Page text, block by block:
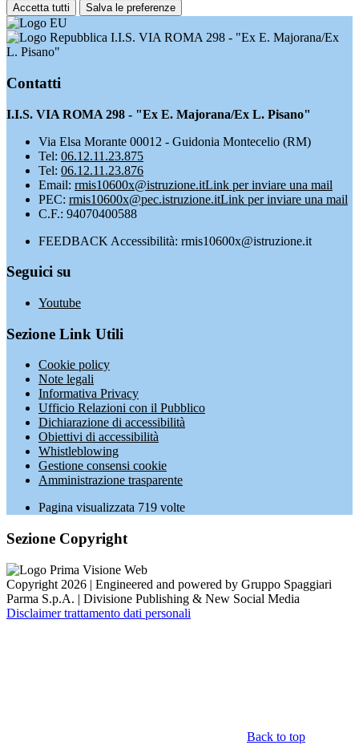
Accetta tutti Salva le preferenze
I.I.S. VIA ROMA 298 - "Ex E. Majorana/Ex
L. Pisano"
Contatti
I.I.S. VIA ROMA 298 - "Ex E. Majorana/Ex L. Pisano"
Via Elsa Morante 00012 - Guidonia Montecelio (RM)
Tel: 06.12.11.23.875
Tel: 06.12.11.23.876
Email: rmis10600x@istruzione.itLink per inviare una mail
PEC: rmis10600x@pec.istruzione.itLink per inviare una mail
C.F.: 94070400588
FEEDBACK Accessibilità: rmis10600x@istruzione.it
Seguici su
Youtube
Sezione Link Utili
Cookie policy
Note legali
Informativa Privacy
Ufficio Relazioni con il Pubblico
Dichiarazione di accessibilità
Obiettivi di accessibilità
Whistleblowing
Gestione consensi cookie
Amministrazione trasparente
Pagina visualizzata 719 volte
Sezione Copyright
Copyright 2026 | Engineered and powered by Gruppo Spaggiari
Parma S.p.A. | Divisione Publishing & New Social Media
Disclaimer trattamento dati personali
Back to top